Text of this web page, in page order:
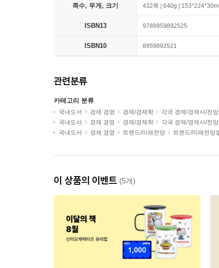
쪽수, 무게, 크기 432쪽 | 640g |
ISBN13 9788959892525
ISBN10 8959892521
관련분류
카테고리 분류
국내도서 경제 경영 경제/경제학
각국 경제/경제사/전망
국내도서
경제 경영 경제/경제학
각국 경제/경제사/전망
국내도서
경제 경영 트렌드/미래전망 트렌드/미래전망
이 상품의 이벤트 (5개)